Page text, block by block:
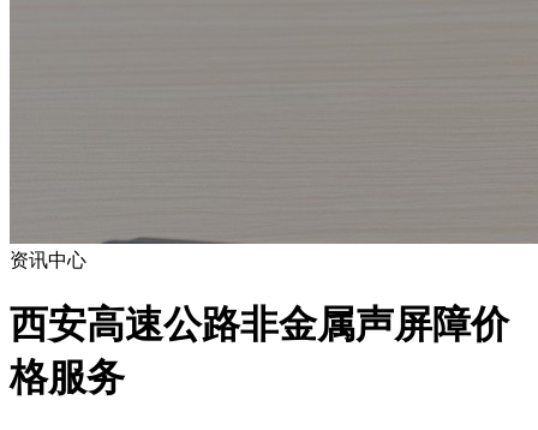
资讯中心
西安高速公路非金属声屏障价
格服务